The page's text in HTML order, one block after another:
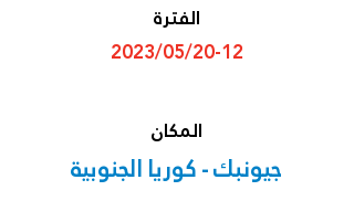
الفترة
2023/05/20-12
المكان
جيونبك - كوريا الجنوبية